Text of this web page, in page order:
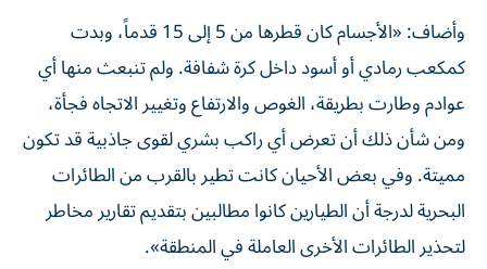
وأضاف: «الأجسام كان قطرها من 5 إلى 15 قدماً، وبدت
كمكعب رمادي أو أسود داخل كرة شفافة. ولم تنبعث منها أي
عوادم وطارت بطريقة، الغوص والارتفاع وتغيير الاتجاه فجأة،
ومن شأن ذلك أن تعرض أي راكب بشري لقوى جاذبية قد تكون
مميتة. وفي بعض الأحيان كانت تطير بالقرب من الطائرات
البحرية لدرجة أن الطيارين كانوا مطالبين بتقديم تقارير مخاطر
لتحذير الطائرات الأخرى العاملة في المنطقة».